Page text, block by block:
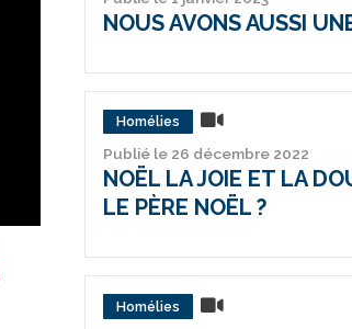
NOUS AVONS AUSSI
Homélies
Publié le 26 décembre 2022
NOËL LA JOIE ET LA
LE PÈRE NOËL ?
Homélies